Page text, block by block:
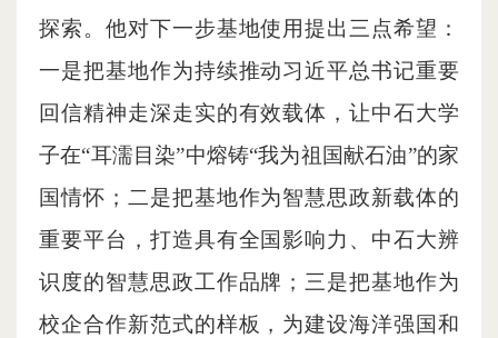
探索。他对下一步基地使用提出三点希望：
一是把基地作为持续推动习近平总书记重要
回信精神走深走实的有效载体，让中石大学
子在“耳濡目染”中熔铸“我为祖国献石油”的家
国情怀；二是把基地作为智慧思政新载体的
重要平台，打造具有全国影响力、中石大辨
识度的智慧思政工作品牌；三是把基地作为
校企合作新范式的样板，为建设海洋强国和